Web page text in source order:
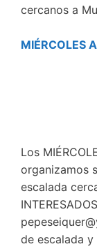
cercanos a
MIÉRCOLES
Los
organizamos
escalada
de escalada y